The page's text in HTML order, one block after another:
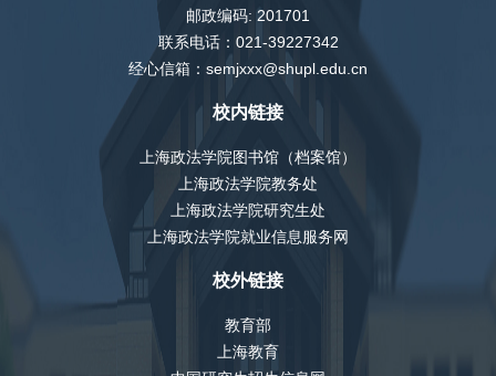
邮政编码: 201701
联系电话：021-39227342
经心信箱：semjxxx@shupl.edu.cn
校内链接
上海政法学院图书馆（档案馆）
上海政法学院教务处
上海政法学院研究生处
上海政法学院就业信息服务网
校外链接
教育部
上海教育